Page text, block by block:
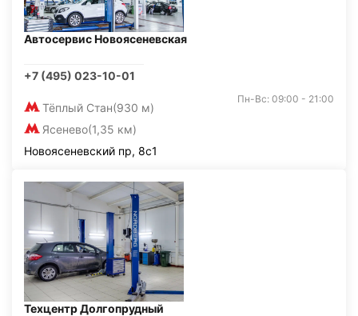
Автосервис Новоясеневская
+7 (495) 023-10-01
Тёплый Стан(930 м)
Ясенево(1,35 км)
Пн-Вс: 09:00 - 21:00
Новоясеневский пр, 8с1
Техцентр Долгопрудный